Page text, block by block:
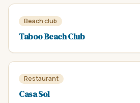
Beach club
Taboo Beach Club
Restaurant
Casa Sol